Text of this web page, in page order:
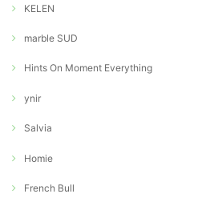
KELEN
marble SUD
Hints On Moment Everything
ynir
Salvia
Homie
French Bull